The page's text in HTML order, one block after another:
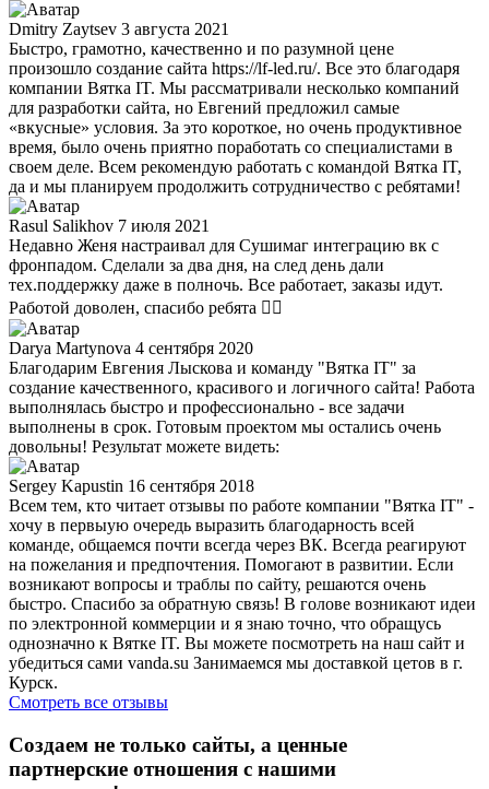
Dmitry Zaytsev 3 августа 2021
Быстро, грамотно, качественно и по разумной цене
произошло создание сайта https://lf-led.ru/. Все это благодаря
компании Вятка IT. Мы рассматривали несколько компаний
для разработки сайта, но Евгений предложил самые
«вкусные» условия. За это короткое, но очень продуктивное
время, было очень приятно поработать со специалистами в
своем деле. Всем рекомендую работать с командой Вятка IT,
да и мы планируем продолжить сотрудничество с ребятами!
Rasul Salikhov 7 июля 2021
Недавно Женя настраивал для Сушимаг интеграцию вк с
фронпадом. Сделали за два дня, на след день дали
тех.поддержку даже в полночь. Все работает, заказы идут.
Работой доволен, спасибо ребята 👍🏽
Darya Martynova 4 сентября 2020
Благодарим Евгения Лыскова и команду "Вятка IT" за
создание качественного, красивого и логичного сайта! Работа
выполнялась быстро и профессионально - все задачи
выполнены в срок. Готовым проектом мы остались очень
довольны! Результат можете видеть:
Sergey Kapustin 16 сентября 2018
Всем тем, кто читает отзывы по работе компании "Вятка IT" -
хочу в первыую очередь выразить благодарность всей
команде, общаемся почти всегда через ВК. Всегда реагируют
на пожелания и предпочтения. Помогают в развитии. Если
возникают вопросы и траблы по сайту, решаются очень
быстро. Спасибо за обратную связь! В голове возникают идеи
по электронной коммерции и я знаю точно, что обращусь
однозначно к Вятке IT. Вы можете посмотреть на наш сайт и
убедиться сами vanda.su Занимаемся мы доставкой цетов в г.
Курск.
Смотреть все отзывы
Создаем не только сайты, а ценные
партнерские отношения с нашими